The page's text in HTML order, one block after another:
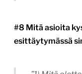
#8 Mitä asioita
esittäytymässä